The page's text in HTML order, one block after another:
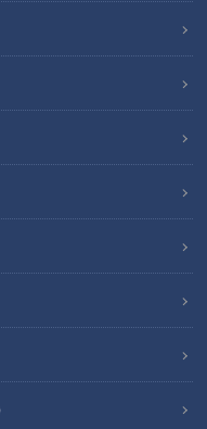
め
新話】魚鱗癬は“不快な病名